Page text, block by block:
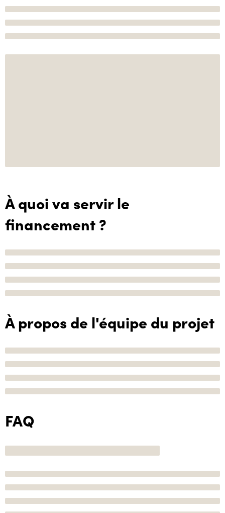
À quoi va servir le
financement ?
À propos de l'équipe du projet
FAQ